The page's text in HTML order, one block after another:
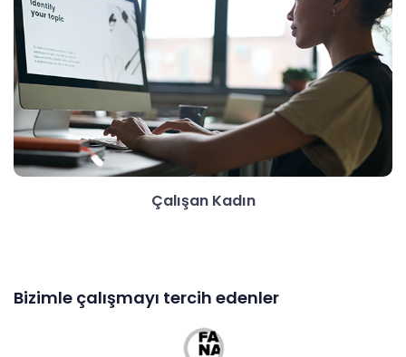
Çalışan Kadın
Bizimle çalışmayı tercih edenler